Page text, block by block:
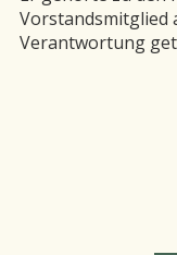
Vorstandsmitglied
Verantwortung